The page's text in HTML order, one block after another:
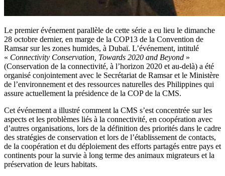
Le premier événement parallèle de cette série a eu lieu le dimanche
28 octobre dernier, en marge de la COP13 de la Convention de
Ramsar sur les zones humides, à Dubaï. L’événement, intitulé
« Connectivity Conservation, Towards 2020 and Beyond »
(Conservation de la connectivité, à l’horizon 2020 et au-delà) a été
organisé conjointement avec le Secrétariat de Ramsar et le Ministère
de l’environnement et des ressources naturelles des Philippines qui
assure actuellement la présidence de la COP de la CMS.
Cet événement a illustré comment la CMS s’est concentrée sur les
aspects et les problèmes liés à la connectivité, en coopération avec
d’autres organisations, lors de la définition des priorités dans le cadre
des stratégies de conservation et lors de l’établissement de contacts,
de la coopération et du déploiement des efforts partagés entre pays et
continents pour la survie à long terme des animaux migrateurs et la
préservation de leurs habitats.